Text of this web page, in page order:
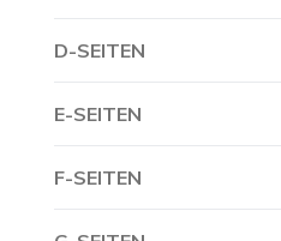
D-SEITEN
E-SEITEN
F-SEITEN